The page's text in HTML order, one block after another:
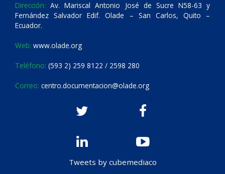
Dirección: Av. Mariscal Antonio José de Sucre N58-63 y
Fernández Salvador Edif. Olade – San Carlos, Quito –
Ecuador.
Web: www.olade.org
Teléfono: (593 2) 259 8122 / 2598 280
Correo: centro.documentacion@olade.org
Tweets by cubemediaco